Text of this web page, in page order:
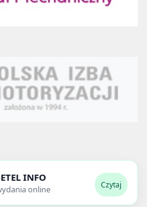
INFO
online Czytaj